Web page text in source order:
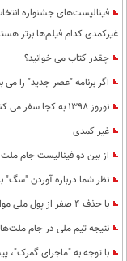
فینالیست‌های جشنواره
غیرکمدی کدام فیلم‌ها برتر هستند؟ (حداکثر 3
چقدر کتاب می خوانید؟
اگر برنامه "عصر جدید" را می
نوروز 1398 به کجا سفر می کنید؟
غیر کمدی
از بين دو فيناليست جام
نظر شما درباره آوردن "سگ"
با حذف 4 صفر از پول ملی موافق هستید؟
نتیجه تیم ملی در جام ملت‌های
با توجه به "ماجرای گمرک"،